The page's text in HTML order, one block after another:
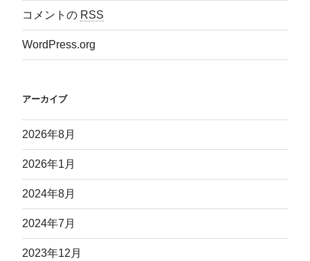
コメントの RSS
WordPress.org
アーカイブ
2026年8月
2026年1月
2024年8月
2024年7月
2023年12月